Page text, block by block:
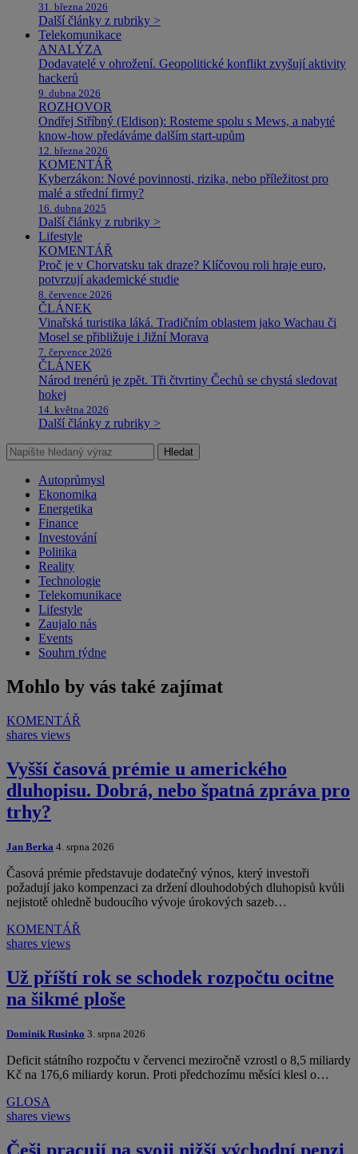
31. března 2026
Další články z rubriky >
Telekomunikace
ANALÝZA
Dodavatelé v ohrožení. Geopolitické konflikt zvyšují aktivity
hackerů
9. dubna 2026
ROZHOVOR
Ondřej Stříbný (Eldison): Rosteme spolu s Mews, a nabyté
know-how předáváme dalším start-upům
12. března 2026
KOMENTÁŘ
Kyberzákon: Nové povinnosti, rizika, nebo příležitost pro
malé a střední firmy?
16. dubna 2025
Další články z rubriky >
Lifestyle
KOMENTÁŘ
Proč je v Chorvatsku tak draze? Klíčovou roli hraje euro,
potvrzují akademické studie
8. července 2026
ČLÁNEK
Vinařská turistika láká. Tradičním oblastem jako Wachau či
Mosel se přibližuje i Jižní Morava
7. července 2026
ČLÁNEK
Národ trenérů je zpět. Tři čtvrtiny Čechů se chystá sledovat
hokej
14. května 2026
Další články z rubriky >
Hledat
Autoprůmysl
Ekonomika
Energetika
Finance
Investování
Politika
Reality
Technologie
Telekomunikace
Lifestyle
Zaujalo nás
Events
Souhrn týdne
Mohlo by vás také zajímat
KOMENTÁŘ
shares views
Vyšší časová prémie u amerického
dluhopisu. Dobrá, nebo špatná zpráva pro
trhy?
Jan Berka 4. srpna 2026
Časová prémie představuje dodatečný výnos, který investoři
požadují jako kompenzaci za držení dlouhodobých dluhopisů kvůli
nejistotě ohledně budoucího vývoje úrokových sazeb…
KOMENTÁŘ
shares views
Už příští rok se schodek rozpočtu ocitne
na šikmé ploše
Dominik Rusinko 3. srpna 2026
Deficit státního rozpočtu v červenci meziročně vzrostl o 8,5 miliardy
Kč na 176,6 miliardy korun. Proti předchozímu měsíci klesl o…
GLOSA
shares views
Češi pracují na svoji nižší východní penzi